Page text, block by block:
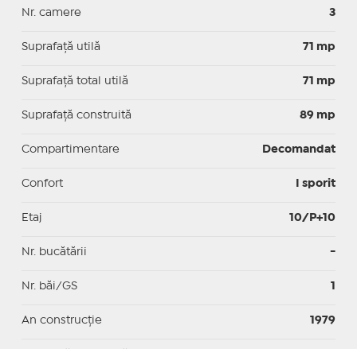
Nr. camere 3
Suprafaţă utilă 71 mp
Suprafaţă total utilă 71 mp
Suprafaţă construită 89 mp
Compartimentare Decomandat
Confort I sporit
Etaj 10/P+10
Nr. bucătării -
Nr. băi/GS 1
An construcție 1979